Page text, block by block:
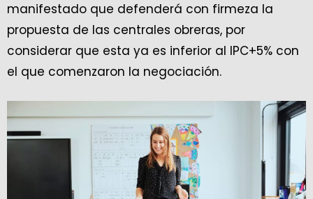
manifestado que defenderá con firmeza la
propuesta de las centrales obreras, por
considerar que esta ya es inferior al IPC+5% con
el que comenzaron la negociación.